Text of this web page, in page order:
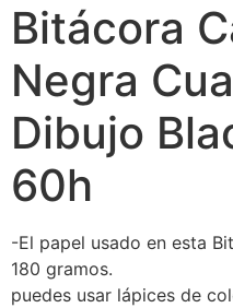
Bitácora
Negra
Dibujo
60h
-El papel usado en esta
180 gramos.
puedes usar lápices de